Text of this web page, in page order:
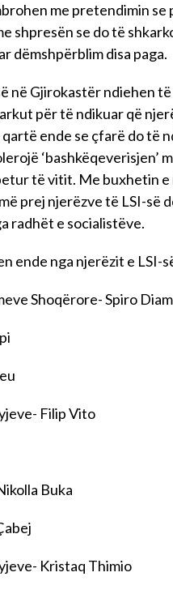
me pretendimin
shpresën se do të
dëmshpërblim disa paga.
në Gjirokastër ndiehen
për të ndikuar që
ende se çfarë do të
‘bashkëqeverisjen’
të vitit. Me buxhetin e
prej njerëzve të LSI-së
radhët e socialistëve.
ende nga njerëzit e LSI-
Shoqërore- Spiro
Filip Vito
Buka
Kristaq Thimio